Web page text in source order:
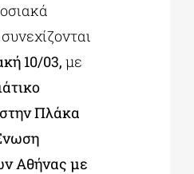
10/03, με
Πλάκα
Αθήνας με